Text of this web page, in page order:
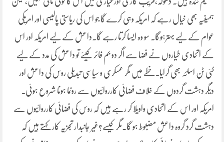
ہمیںیہ بھی خیال رہے کہ امریکہ وہی کرے گا جو اس کی ریاستی پالیسی اور امریکی
عوام کے لیے بہترہوگا۔ سو وہ ایسا کرتا رہے گا۔داعش کے لیے امریکہ اور اس
کے اتحادی طیاروں نے فضا سے اگر دو بم فائر کیئے تو داعش کی مدد کے لیے
کئی ٹن اسلحہ بھی گرایا۔خطے میں مگر عسکری و سیاسی تبدیلی روس کی داعش اور
دیگر دہشت گردوں کے خلاف فضائی کارروائیوں سے رونما ہونا شروع ہوئی۔
امریکہ اور اس کے اتحادی واویلا کر رہے ہیں کہ روس کی فضائی کارروائیوں سے
دہشت گرد گروہ داعش مضبوط ہو گا۔مگر کیسے؟غیر جانبدار تجزیہ کار کہتے ہیں کہ